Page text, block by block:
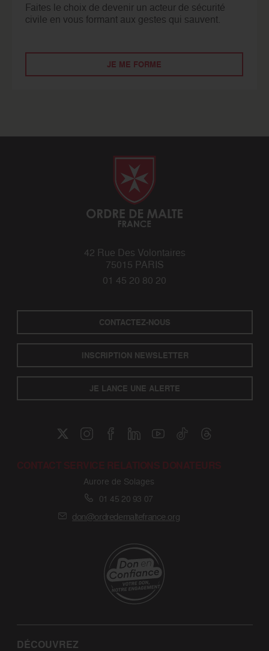
Faites le choix de devenir un acteur de sécurité
civile en vous formant aux gestes qui sauvent.
JE ME FORME
42 Rue Des Volontaires
75015 PARIS
01 45 20 80 20
CONTACTEZ-NOUS
INSCRIPTION NEWSLETTER
JE LANCE UNE ALERTE
CONTACT SERVICE RELATIONS DONATEURS
Aurore de Solages
01 45 20 93 07
don@ordredemaltefrance.org
DÉCOUVREZ